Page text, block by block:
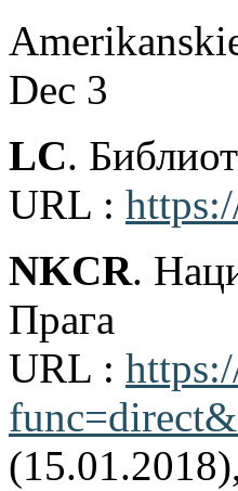
Dec 3
LC.
URL :
NKCR.
Прага
URL :